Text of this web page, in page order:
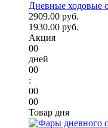
Дневные ходовые
2909.00 руб.
1930.00 руб.
Акция
00
дней
00
:
00
00
Товар дня